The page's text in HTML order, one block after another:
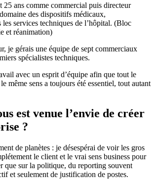
25 ans comme commercial puis directeur
des dispositifs médicaux,
les services techniques de l’hôpital. (Bloc
et réanimation)
je gérais une équipe de sept commerciaux
spécialistes techniques.
avec un esprit d’équipe afin que tout le
même sens a toujours été essentiel, tout autant
est venue l’envie de créer
?
de planètes : je désespérai de voir les gros
le client et le vrai sens business pour
que sur la politique, du reporting souvent
et seulement de justification de postes.